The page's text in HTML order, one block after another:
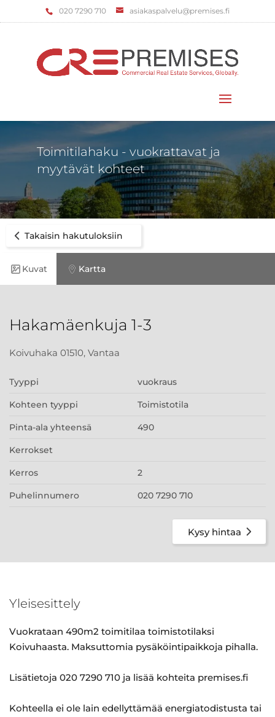
‌020 7290 710 asiakaspalvelu@premises.fi
Toimitilahaku - vuokrattavat ja
myytävät kohteet
Takaisin hakutuloksiin
Kuvat Kartta
Hakamäenkuja 1-3
Koivuhaka 01510, Vantaa
Tyyppi vuokraus
Kohteen tyyppi Toimistotila
Pinta-ala yhteensä 490
Kerrokset
Kerros 2
Puhelinnumero 020 7290 710
Kysy hintaa
Yleisesittely
Vuokrataan 490m2 toimitilaa toimistotilaksi
Koivuhaasta. Maksuttomia pysäköintipaikkoja pihalla.
Lisätietoja 020 7290 710 ja lisää kohteita premises.fi
Kohteella ei ole lain edellyttämää energiatodistusta tai